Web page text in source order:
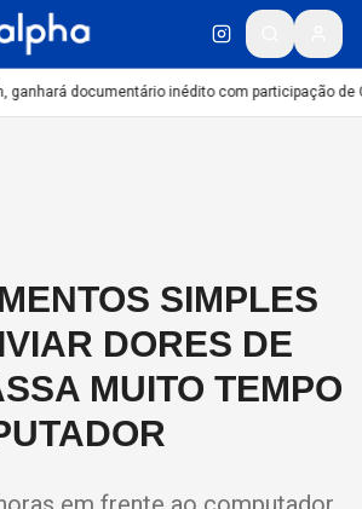
ganhará documentário inédito com participação de
SIMPLES
DORES DE
MUITO TEMPO